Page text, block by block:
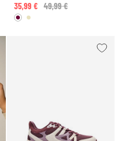
Price reduced from
49,99 €
35,99 €